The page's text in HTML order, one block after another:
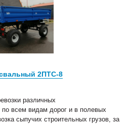
2ПТС-8
различных
по всем видам дорог и в полевых
сыпучих строительных грузов, за